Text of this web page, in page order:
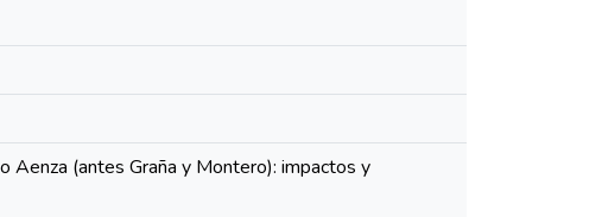
(antes Graña y Montero): impactos y